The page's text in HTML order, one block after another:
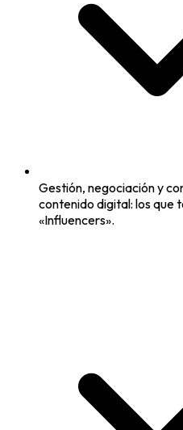
Gestión, negociación y
contenido digital: los que
«Influencers».